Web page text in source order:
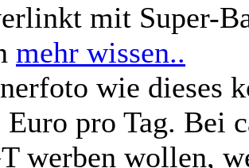
mit Super-
mehr wissen..
wie dieses
pro Tag. Bei
werben wollen,